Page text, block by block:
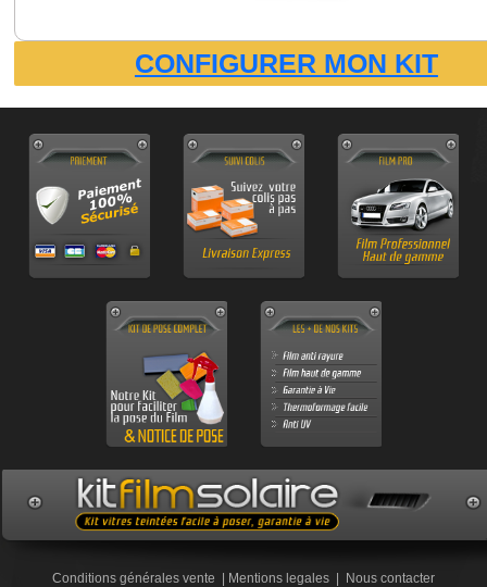
CONFIGURER MON KIT
Conditions générales vente | Mentions legales | Nous contacter